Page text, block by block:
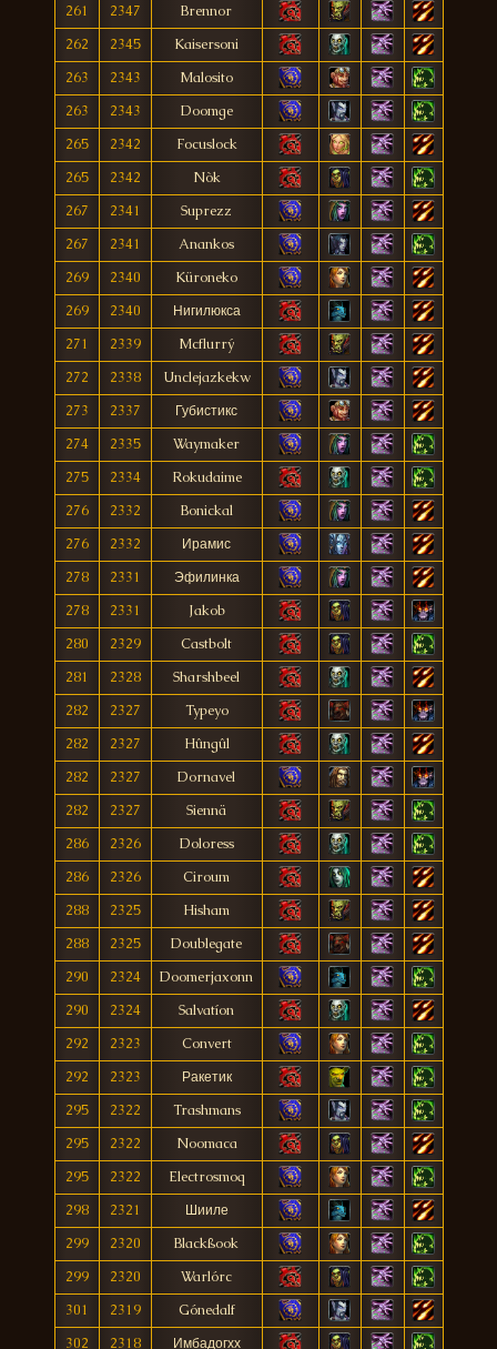
261
2347
Brennor
262
2345
Kaisersoni
263
2343
Malosito
263
2343
Doomge
265
2342
Focuslock
265
2342
Nòk
267
2341
Suprezz
267
2341
Anankos
269
2340
Küroneko
269
2340
Нигилюкса
271
2339
Mcflurrý
272
2338
Unclejazkekw
273
2337
Губистикс
274
2335
Waymaker
275
2334
Rokudaime
276
2332
Bonickal
276
2332
Ирамис
278
2331
Эфилинка
278
2331
Jakob
280
2329
Castbolt
281
2328
Sharshbeel
282
2327
Typeyo
282
2327
Hûngûl
282
2327
Dornavel
282
2327
Siennä
286
2326
Doloress
286
2326
Ciroum
288
2325
Hisham
288
2325
Doublegate
290
2324
Doomerjaxonn
290
2324
Salvatíon
292
2323
Convert
292
2323
Ракетик
295
2322
Trashmans
295
2322
Noomaca
295
2322
Electrosmoq
298
2321
Шииле
299
2320
Blackßook
299
2320
Warlórc
301
2319
Gónedalf
302
2318 Имбадогхх